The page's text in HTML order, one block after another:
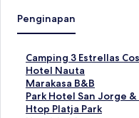
Penginapan
Camping 3 Estrellas
T
a
u
t
a
Hotel Nauta
T
a
u
t
Marakasa B&B
T
a
u
Park Hotel San Jorge
T
a
Htop Platja Park
T